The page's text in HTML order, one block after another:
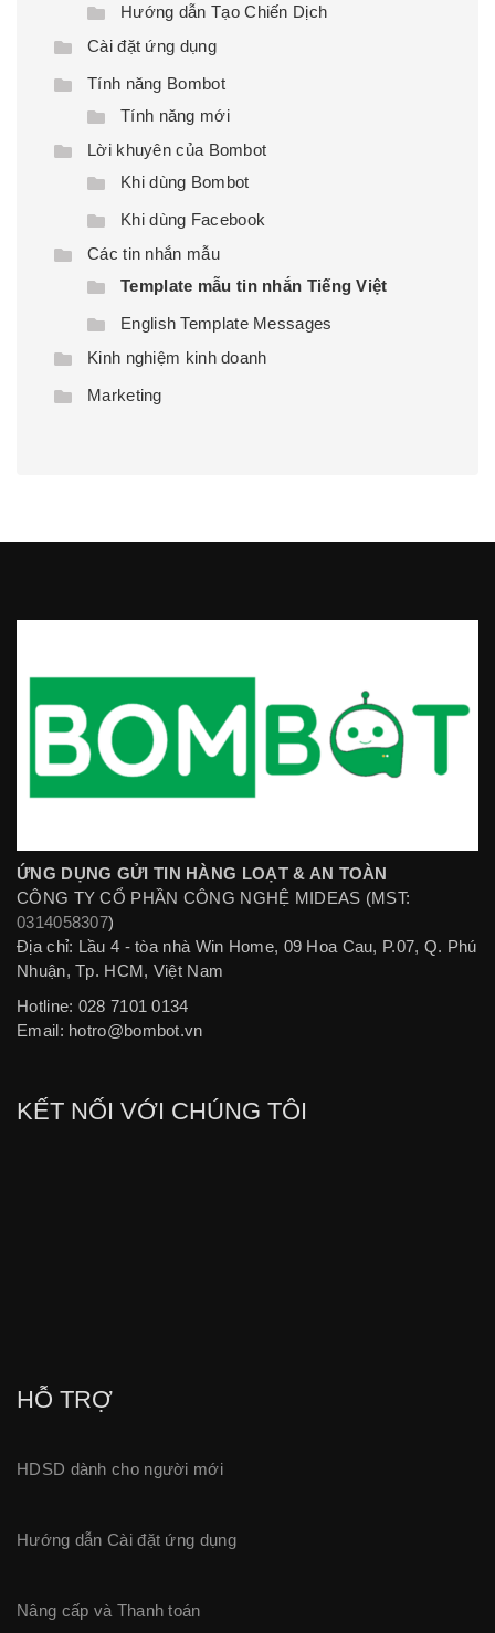
Hướng dẫn Tạo Chiến Dịch
Cài đặt ứng dụng
Tính năng Bombot
Tính năng mới
Lời khuyên của Bombot
Khi dùng Bombot
Khi dùng Facebook
Các tin nhắn mẫu
Template mẫu tin nhắn Tiếng Việt
English Template Messages
Kinh nghiệm kinh doanh
Marketing
ỨNG DỤNG GỬI TIN HÀNG LOẠT & AN TOÀN
CÔNG TY CỔ PHẦN CÔNG NGHỆ MIDEAS (MST:
0314058307)
Địa chỉ: Lầu 4 - tòa nhà Win Home, 09 Hoa Cau, P.07, Q. Phú
Nhuận, Tp. HCM, Việt Nam
Hotline: 028 7101 0134
Email: hotro@bombot.vn
KẾT NỐI VỚI CHÚNG TÔI
HỖ TRỢ
HDSD dành cho người mới
Hướng dẫn Cài đặt ứng dụng
Nâng cấp và Thanhtoán